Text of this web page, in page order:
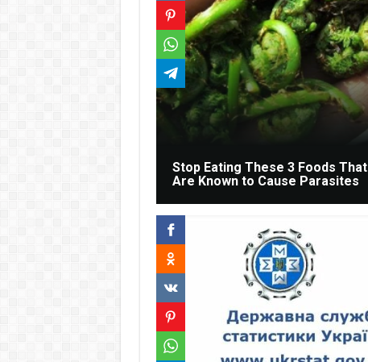
Stop Eating These 3 Foods That
Are Known to Cause Parasites